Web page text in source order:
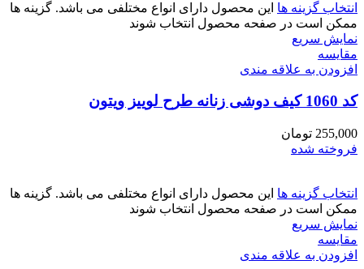
انتخاب گزینه ها این محصول دارای انواع مختلفی می باشد. گزینه ها
ممکن است در صفحه محصول انتخاب شوند
نمایش سریع
مقايسه
افزودن به علاقه مندی
کد 1060 کیف دوشی زنانه طرح لوییز ویتون
255,000 تومان
فروخته شده
انتخاب گزینه ها این محصول دارای انواع مختلفی می باشد. گزینه ها
ممکن است در صفحه محصول انتخاب شوند
نمایش سریع
مقايسه
افزودن به علاقه مندی